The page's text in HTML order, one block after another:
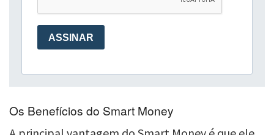
Os Benefícios do Smart Money